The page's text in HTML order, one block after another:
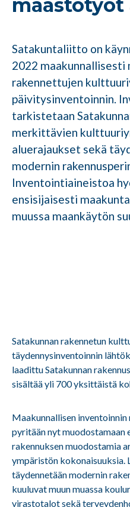
maastotyöt
Satakuntaliitto on
2022
rakennettujen
päivitysinventoinnin.
tarkistetaan
merkittävien
aluerajaukset sekä
modernin
Inventointiaineistoa
ensisijaisesti
muussa maankäytön
Satakunnan rakennetun
täydennysinventoinnin
laadittu Satakunnan
sisältää yli 700 yksittäistä
Maakunnallisen
pyritään nyt muodostamaan
rakennuksen muodostamia
ympäristön kokonaisuuksia.
täydennetään modernin
kuuluvat muun muassa
virastotalot sekä